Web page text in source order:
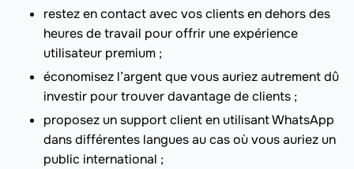
restez en contact avec vos clients en dehors des
heures de travail pour offrir une expérience
utilisateur premium ;
économisez l’argent que vous auriez autrement dû
investir pour trouver davantage de clients ;
proposez un support client en utilisant WhatsApp
dans différentes langues au cas où vous auriez un
public international ;